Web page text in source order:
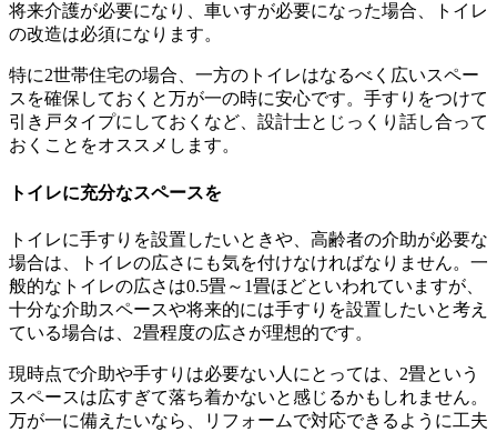
将来介護が必要になり、車いすが必要になった場合、トイレ
の改造は必須になります。
特に2世帯住宅の場合、一方のトイレはなるべく広いスペー
スを確保しておくと万が一の時に安心です。手すりをつけて
引き戸タイプにしておくなど、設計士とじっくり話し合って
おくことをオススメします。
トイレに充分なスペースを
トイレに手すりを設置したいときや、高齢者の介助が必要な
場合は、トイレの広さにも気を付けなければなりません。一
般的なトイレの広さは0.5畳～1畳ほどといわれていますが、
十分な介助スペースや将来的には手すりを設置したいと考え
ている場合は、2畳程度の広さが理想的です。
現時点で介助や手すりは必要ない人にとっては、2畳という
スペースは広すぎて落ち着かないと感じるかもしれません。
万が一に備えたいなら、リフォームで対応できるように工夫